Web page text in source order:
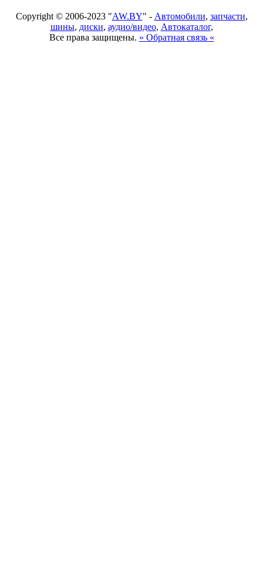
Copyright © 2006-2023 "AW.BY" - Автомобили, запчасти,
шины, диски, аудио/видео, Автокаталог,
Все права защищены. » Обратная связь «